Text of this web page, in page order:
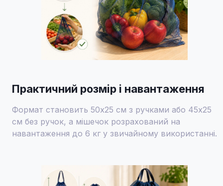
Практичний розмір і навантаження
Формат становить 50x25 см з ручками або 45x25
см без ручок, а мішечок розрахований на
навантаження до 6 кг у звичайному використанні.